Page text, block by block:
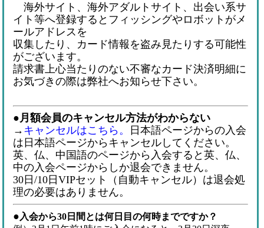
海外サイト、海外アダルトサイト、出会い系サ
イト等へ登録するとフィッシングやロボットがメ
ールアドレスを
収集したり、カード情報を盗み見たりする可能性
がございます。
請求書上心当たりのない不審なカード決済明細に
お気づきの際は弊社へお知らせ下さい。
● 月額会員のキャンセル方法がわからない
→ キャンセルはこちら。
日本語ページからの入会
は日本語ページからキャンセルしてください。
英、仏、中国語のページから入会すると英、仏、
中の入会ページからしか退会できません。
30日/10日VIPセット（自動キャンセル）は退会処
理の必要はありません。
● 入会から30日間とは何日目の何時までですか？